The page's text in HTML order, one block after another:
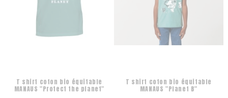
T shirt coton bio équitable
MANAUS "Protect the planet"
T shirt coton bio équitable
MANAUS "Planet B"